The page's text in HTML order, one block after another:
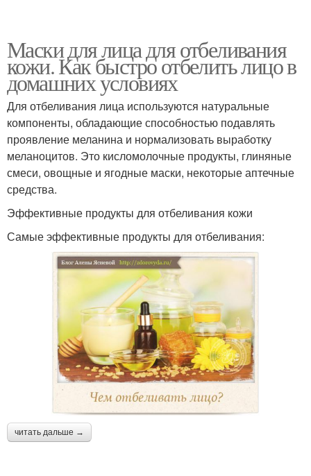
Маски для лица для отбеливания
кожи. Как быстро отбелить лицо в
домашних условиях
Для отбеливания лица используются натуральные
компоненты, обладающие способностью подавлять
проявление меланина и нормализовать выработку
меланоцитов. Это кисломолочные продукты, глиняные
смеси, овощные и ягодные маски, некоторые аптечные
средства.
Эффективные продукты для отбеливания кожи
Самые эффективные продукты для отбеливания:
читать дальше →